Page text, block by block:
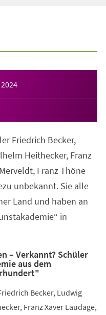
Friedrich Becker,
Heithecker, Franz
Franz Thöne
unbekannt. Sie alle
Land und haben an
in
– Verkannt? Schüler
aus dem
Becker, Ludwig
Franz Xaver Laudage,